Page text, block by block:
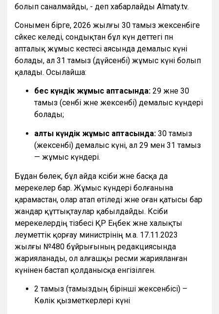
болып саналмайды, - деп хабарлайды Almaty.tv.
Сонымен бірге, 2026 жылғы 30 тамыз жексенбіге
сәйкес келеді, сондықтан бұл күн әдеттегі пән
апталық жұмыс кестесі аясында демалыс күні
болады, ал 31 тамыз (дүйсенбі) жұмыс күні болып
қалады. Осылайша:
бес күндік жұмыс аптасында: 29 және 30
тамыз (сенбі және жексенбі) демалыс күндері
болады;
алты күндік жұмыс аптасында: 30 тамыз
(жексенбі) демалыс күні, ал 29 мен 31 тамыз
— жұмыс күндері.
Бұдан бөлек, бұл айда кәсіби және басқа да
мерекелер бар. Жұмыс күндері болғанына
қарамастан, олар атап өтіледі және оған қатысы бар
жандар құттықтаулар қабылдайды. Кәсіби
мерекелердің тізбесі ҚР Еңбек және халықты
әлеуметтік қорғау министрінің м.а. 17.11.2023
жылғы №480 бұйрығының редакциясында
жарияланады, ол алғашқы ресми жарияланған
күнінен бастап қолданысқа енгізілген.
2 тамыз (тамыздың бірінші жексенбісі) –
Көлік қызметкерлері күні